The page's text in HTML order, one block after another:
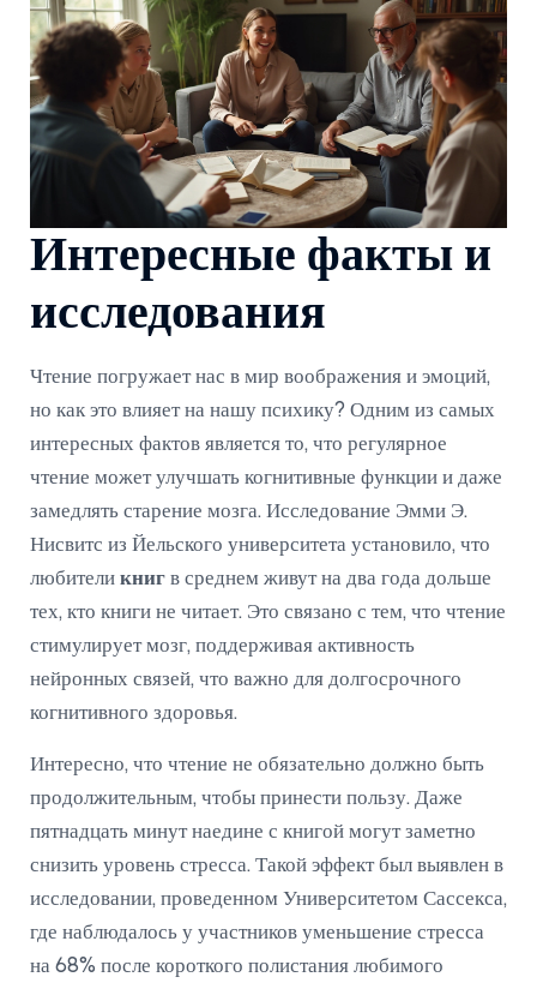
Интересные факты и
исследования
Чтение погружает нас в мир воображения и эмоций,
но как это влияет на нашу психику? Одним из самых
интересных фактов является то, что регулярное
чтение может улучшать когнитивные функции и даже
замедлять старение мозга. Исследование Эмми Э.
Нисвитс из Йельского университета установило, что
любители книг в среднем живут на два года дольше
тех, кто книги не читает. Это связано с тем, что чтение
стимулирует мозг, поддерживая активность
нейронных связей, что важно для долгосрочного
когнитивного здоровья.
Интересно, что чтение не обязательно должно быть
продолжительным, чтобы принести пользу. Даже
пятнадцать минут наедине с книгой могут заметно
снизить уровень стресса. Такой эффект был выявлен в
исследовании, проведенном Университетом Сассекса,
где наблюдалось у участников уменьшение стресса
на 68% после короткого полистания любимого